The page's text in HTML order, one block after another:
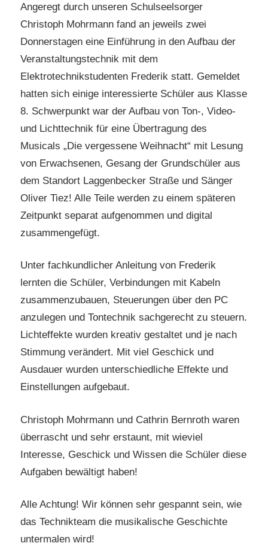
Angeregt durch unseren Schulseelsorger
Christoph Mohrmann fand an jeweils zwei
Donnerstagen eine Einführung in den Aufbau der
Veranstaltungstechnik mit dem
Elektrotechnikstudenten Frederik statt. Gemeldet
hatten sich einige interessierte Schüler aus Klasse
8. Schwerpunkt war der Aufbau von Ton-, Video-
und Lichttechnik für eine Übertragung des
Musicals „Die vergessene Weihnacht“ mit Lesung
von Erwachsenen, Gesang der Grundschüler aus
dem Standort Laggenbecker Straße und Sänger
Oliver Tiez! Alle Teile werden zu einem späteren
Zeitpunkt separat aufgenommen und digital
zusammengefügt.
Unter fachkundlicher Anleitung von Frederik
lernten die Schüler, Verbindungen mit Kabeln
zusammenzubauen, Steuerungen über den PC
anzulegen und Tontechnik sachgerecht zu steuern.
Lichteffekte wurden kreativ gestaltet und je nach
Stimmung verändert. Mit viel Geschick und
Ausdauer wurden unterschiedliche Effekte und
Einstellungen aufgebaut.
Christoph Mohrmann und Cathrin Bernroth waren
überrascht und sehr erstaunt, mit wieviel
Interesse, Geschick und Wissen die Schüler diese
Aufgaben bewältigt haben!
Alle Achtung! Wir können sehr gespannt sein, wie
das Technikteam die musikalische Geschichte
untermalen wird!